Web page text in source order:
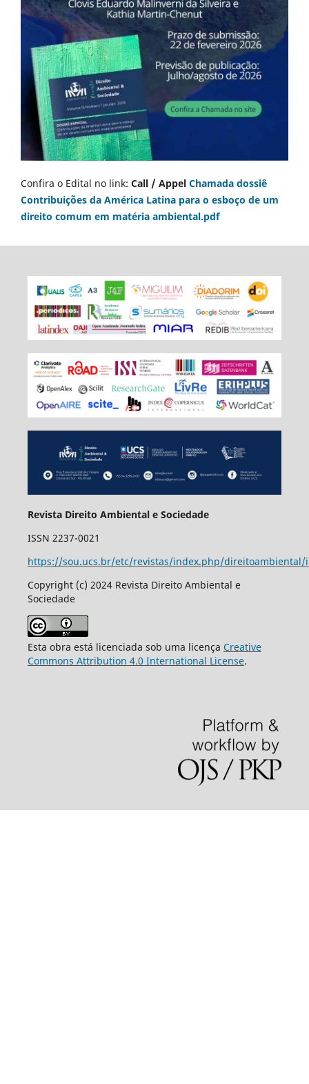
Confira o Edital no link: Call / Appel Chamada dossiê
Contribuições da América Latina para o esboço de um
direito comum em matéria ambiental.pdf
Revista Direito Ambiental e Sociedade
ISSN 2237-0021
https://sou.ucs.br/etc/revistas/index.php/direitoambiental/
Copyright (c) 2024 Revista Direito Ambiental e
Sociedade
Esta obra está licenciada sob uma licença Creative
Commons Attribution 4.0 International License.